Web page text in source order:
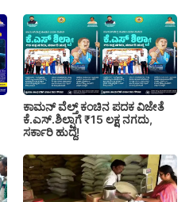
ಕಾಮನ್ ವೆಲ್ತ್ ಕಂಚಿನ ಪದಕ ವಿಜೇತೆ
ಕೆ.ಎಸ್.ಶಿಲ್ಪಾಗೆ ₹15 ಲಕ್ಷ ನಗದು,
ಸರ್ಕಾರಿ ಹುದ್ದೆ!